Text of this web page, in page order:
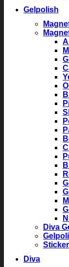
Gelpolish
Diva
Diva